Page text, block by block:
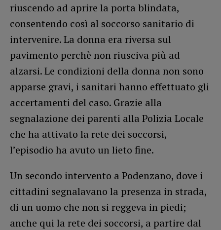
riuscendo ad aprire la porta blindata,
consentendo così al soccorso sanitario di
intervenire. La donna era riversa sul
pavimento perchè non riusciva più ad
alzarsi. Le condizioni della donna non sono
apparse gravi, i sanitari hanno effettuato gli
accertamenti del caso. Grazie alla
segnalazione dei parenti alla Polizia Locale
che ha attivato la rete dei soccorsi,
l’episodio ha avuto un lieto fine.
Un secondo intervento a Podenzano, dove i
cittadini segnalavano la presenza in strada,
di un uomo che non si reggeva in piedi;
anche qui la rete dei soccorsi, a partire dal